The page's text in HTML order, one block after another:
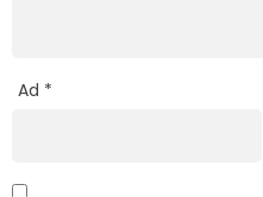
Ad *